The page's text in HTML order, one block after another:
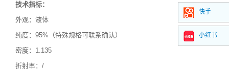
技术指标：
外观：液体
纯度： 95%（特殊规格可联系确认）
密度： 1.135
折射率： /
快手
小红书